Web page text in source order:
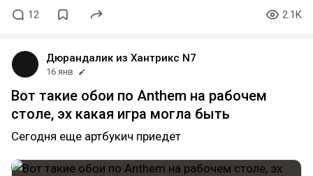
12 2.1K
Дюрандалик из Хантрикс N7
16 янв
Вот такие обои по Anthem на рабочем
столе, эх какая игра могла быть
Сегодня еще артбукич приедет